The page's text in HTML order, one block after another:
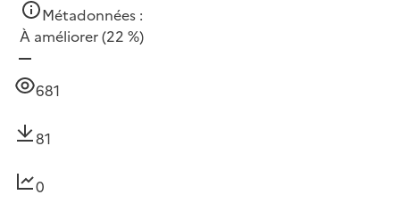
Métadonnées :
À améliorer(22 %)
681
81
0